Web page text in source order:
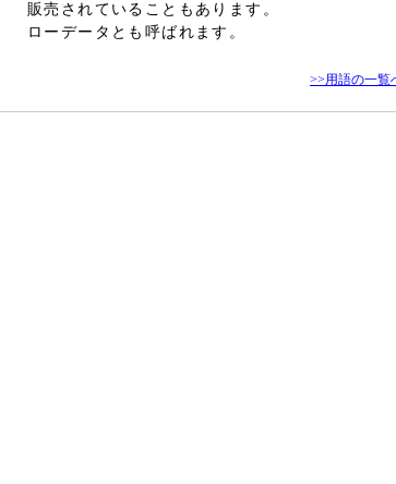
販売されていることもあります。
ローデータとも呼ばれます。
>>用語の一覧